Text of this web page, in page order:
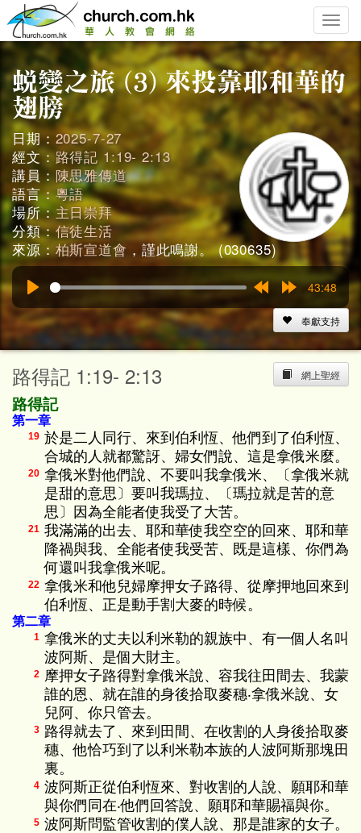
Toggle
日期： 2025-7-27
經文：路得記 1:19- 2:13
講員： 陳思雅傳道
語言：粵語
場所：主日崇拜
分類：信徒生活
來源：柏斯宣道會 ，謹此鳴謝。 (030635)
15s
43:48
奉獻支持
網上聖經
路得記 1:19- 2:13
路得記
第一章
19 於是二人同行、來到伯利恆、他們到了伯利恆、
合城的人就都驚訝、婦女們說、這是拿俄米麼。
20 拿俄米對他們說、不要叫我拿俄米、〔拿俄米就
是甜的意思〕要叫我瑪拉、〔瑪拉就是苦的意
思〕因為全能者使我受了大苦。
21 我滿滿的出去、耶和華使我空空的回來、耶和華
降禍與我、全能者使我受苦、既是這樣、你們為
何還叫我拿俄米呢。
22 拿俄米和他兒婦摩押女子路得、從摩押地回來到
伯利恆、正是動手割大麥的時候。
第二章
1 拿俄米的丈夫以利米勒的親族中、有一個人名叫
波阿斯、是個大財主。
2 摩押女子路得對拿俄米說、容我往田間去、我蒙
誰的恩、就在誰的身後拾取麥穗‧拿俄米說、女
兒阿、你只管去。
3 路得就去了、來到田間、在收割的人身後拾取麥
穗、他恰巧到了以利米勒本族的人波阿斯那塊田
裏。
4 波阿斯正從伯利恆來、對收割的人說、願耶和華
與你們同在‧他們回答說、願耶和華賜福與你。
5 波阿斯問監管收割的僕人說、那是誰家的女子。